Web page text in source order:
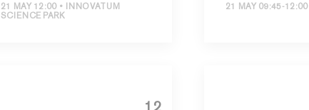
21 MAY 12:00
INNOVATUM
SCIENCE PARK
21 MAY 09:45-12:00